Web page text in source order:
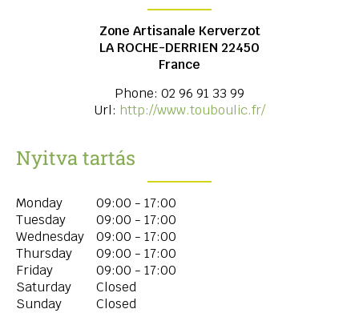
Zone Artisanale Kerverzot
LA ROCHE-DERRIEN 22450
France
Phone: 02 96 91 33 99
Url: http://www.touboulic.fr/
Nyitva tartás
Monday
09:00 - 17:00
Tuesday
09:00 - 17:00
Wednesday
09:00 - 17:00
Thursday
09:00 - 17:00
Friday
09:00 - 17:00
Saturday
Closed
Sunday
Closed